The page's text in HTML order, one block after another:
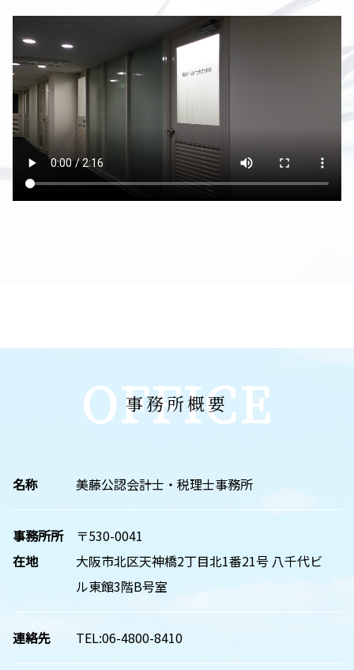
OFFICE
事務所概要
名称 美藤公認会計士・税理士事務所
事務所所
在地
〒530-0041
大阪市北区天神橋2丁目北1番21号 八千代ビ
ル東館3階B号室
連絡先 TEL:06-4800-8410